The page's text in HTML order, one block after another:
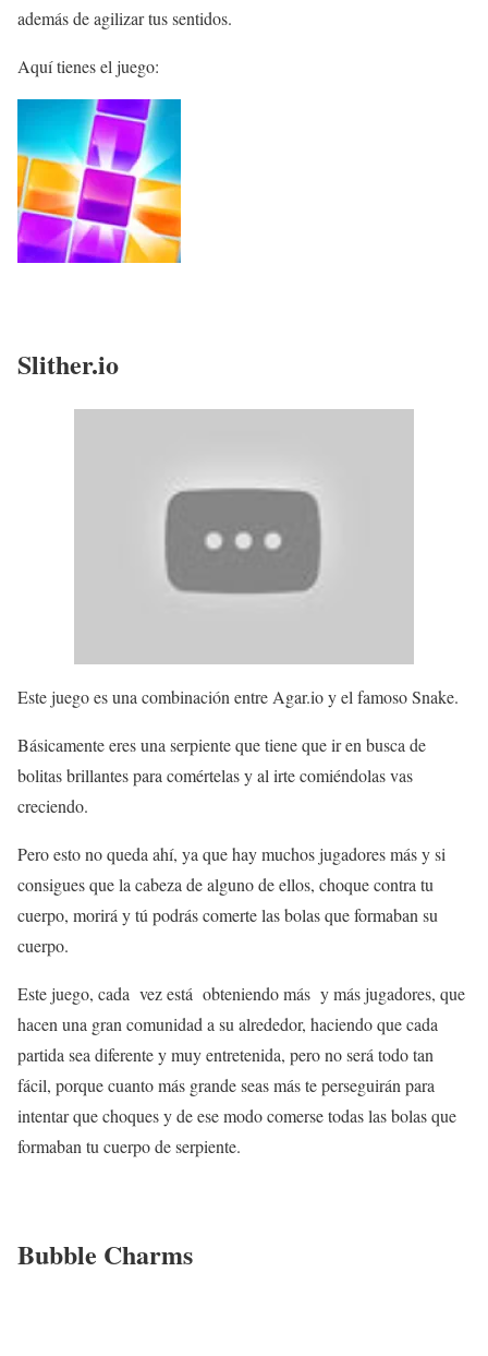
además de agilizar tus sentidos.
Aquí tienes el juego:
Slither.io
Este juego es una combinación entre Agar.io y el famoso Snake.
Básicamente eres una serpiente que tiene que ir en busca de
bolitas brillantes para comértelas y al irte comiéndolas vas
creciendo.
Pero esto no queda ahí, ya que hay muchos jugadores más y si
consigues que la cabeza de alguno de ellos, choque contra tu
cuerpo, morirá y tú podrás comerte las bolas que formaban su
cuerpo.
Este juego, cada vez está obteniendo más y más jugadores, que
hacen una gran comunidad a su alrededor, haciendo que cada
partida sea diferente y muy entretenida, pero no será todo tan
fácil, porque cuanto más grande seas más te perseguirán para
intentar que choques y de ese modo comerse todas las bolas que
formaban tu cuerpo de serpiente.
Bubble Charms